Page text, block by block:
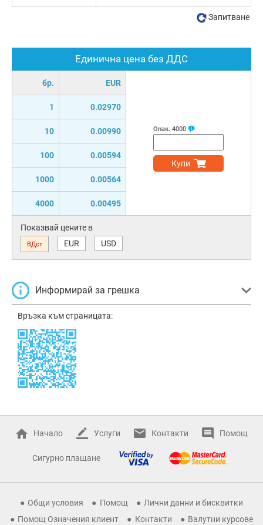
Единична цена без ДДС
бр. EUR
1 0.02970
10 0.00990
100 0.00594
1000 0.00564
4000 0.00495
Опак. 4000
Купи
Показвай цените в
ВДст EUR USD
Информирай за грешка
Връзка към страницата:
Запитване
Начало Услуги Контакти Помощ
Сигурно плащане
Общи условия Помощ
Лични данни и бисквитки
Помощ Означения клиент
Контакти Валутни курсове